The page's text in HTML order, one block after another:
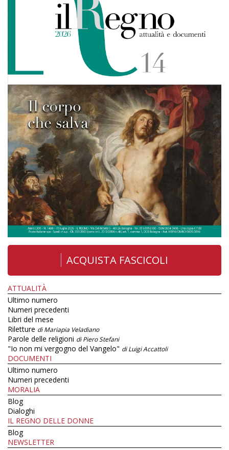
ACQUISTA FASCICOLI
ATTUALITÀ
Ultimo numero
Numeri precedenti
Libri del mese
Riletture di Mariapia Veladiano
Parole delle religioni di Piero Stefani
"Io non mi vergogno del Vangelo" di Luigi Accattoli
DOCUMENTI
Ultimo numero
Numeri precedenti
MORALIA
Blog
Dialoghi
IL REGNO DELLE DONNE
Blog
NEWSLETTER